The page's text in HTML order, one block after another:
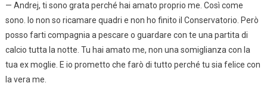
— Andrej, ti sono grata perché hai amato proprio me. Così come
sono. Io non so ricamare quadri e non ho finito il Conservatorio. Però
posso farti compagnia a pescare o guardare con te una partita di
calcio tutta la notte. Tu hai amato me, non una somiglianza con la
tua ex moglie. E io prometto che farò di tutto perché tu sia felice con
la vera me.